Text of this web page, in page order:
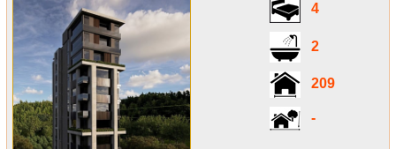
4
2
209
-